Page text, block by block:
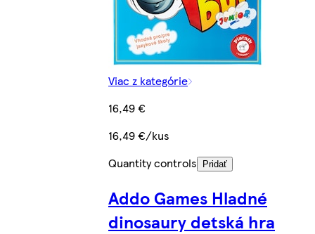
Viac z kategórie
16,49 €
16,49 €/kus
Quantity controls
Pridať
Addo Games Hladné
dinosaury detská hra